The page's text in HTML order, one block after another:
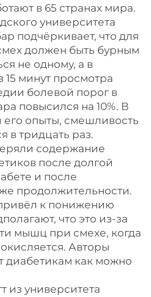
в 65 странах мира.
университета
подчёркивает, что для
должен быть бурным
не одному, а в
минут просмотра
болевой порог в
повысился на 10%. В
его опыты, смешливость
в тридцать раз.
содержание
после долгой
и после
продолжительности.
к понижению
что это из-за
мышц при смехе, когда
Авторы
диабетикам как можно
из университета